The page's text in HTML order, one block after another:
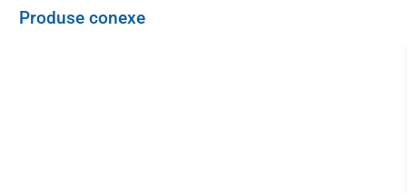
Produse conexe